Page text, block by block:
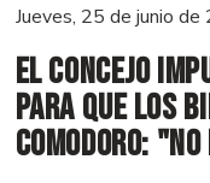
Jueves, 25 de junio
El Concejo
para que los
Comodoro: